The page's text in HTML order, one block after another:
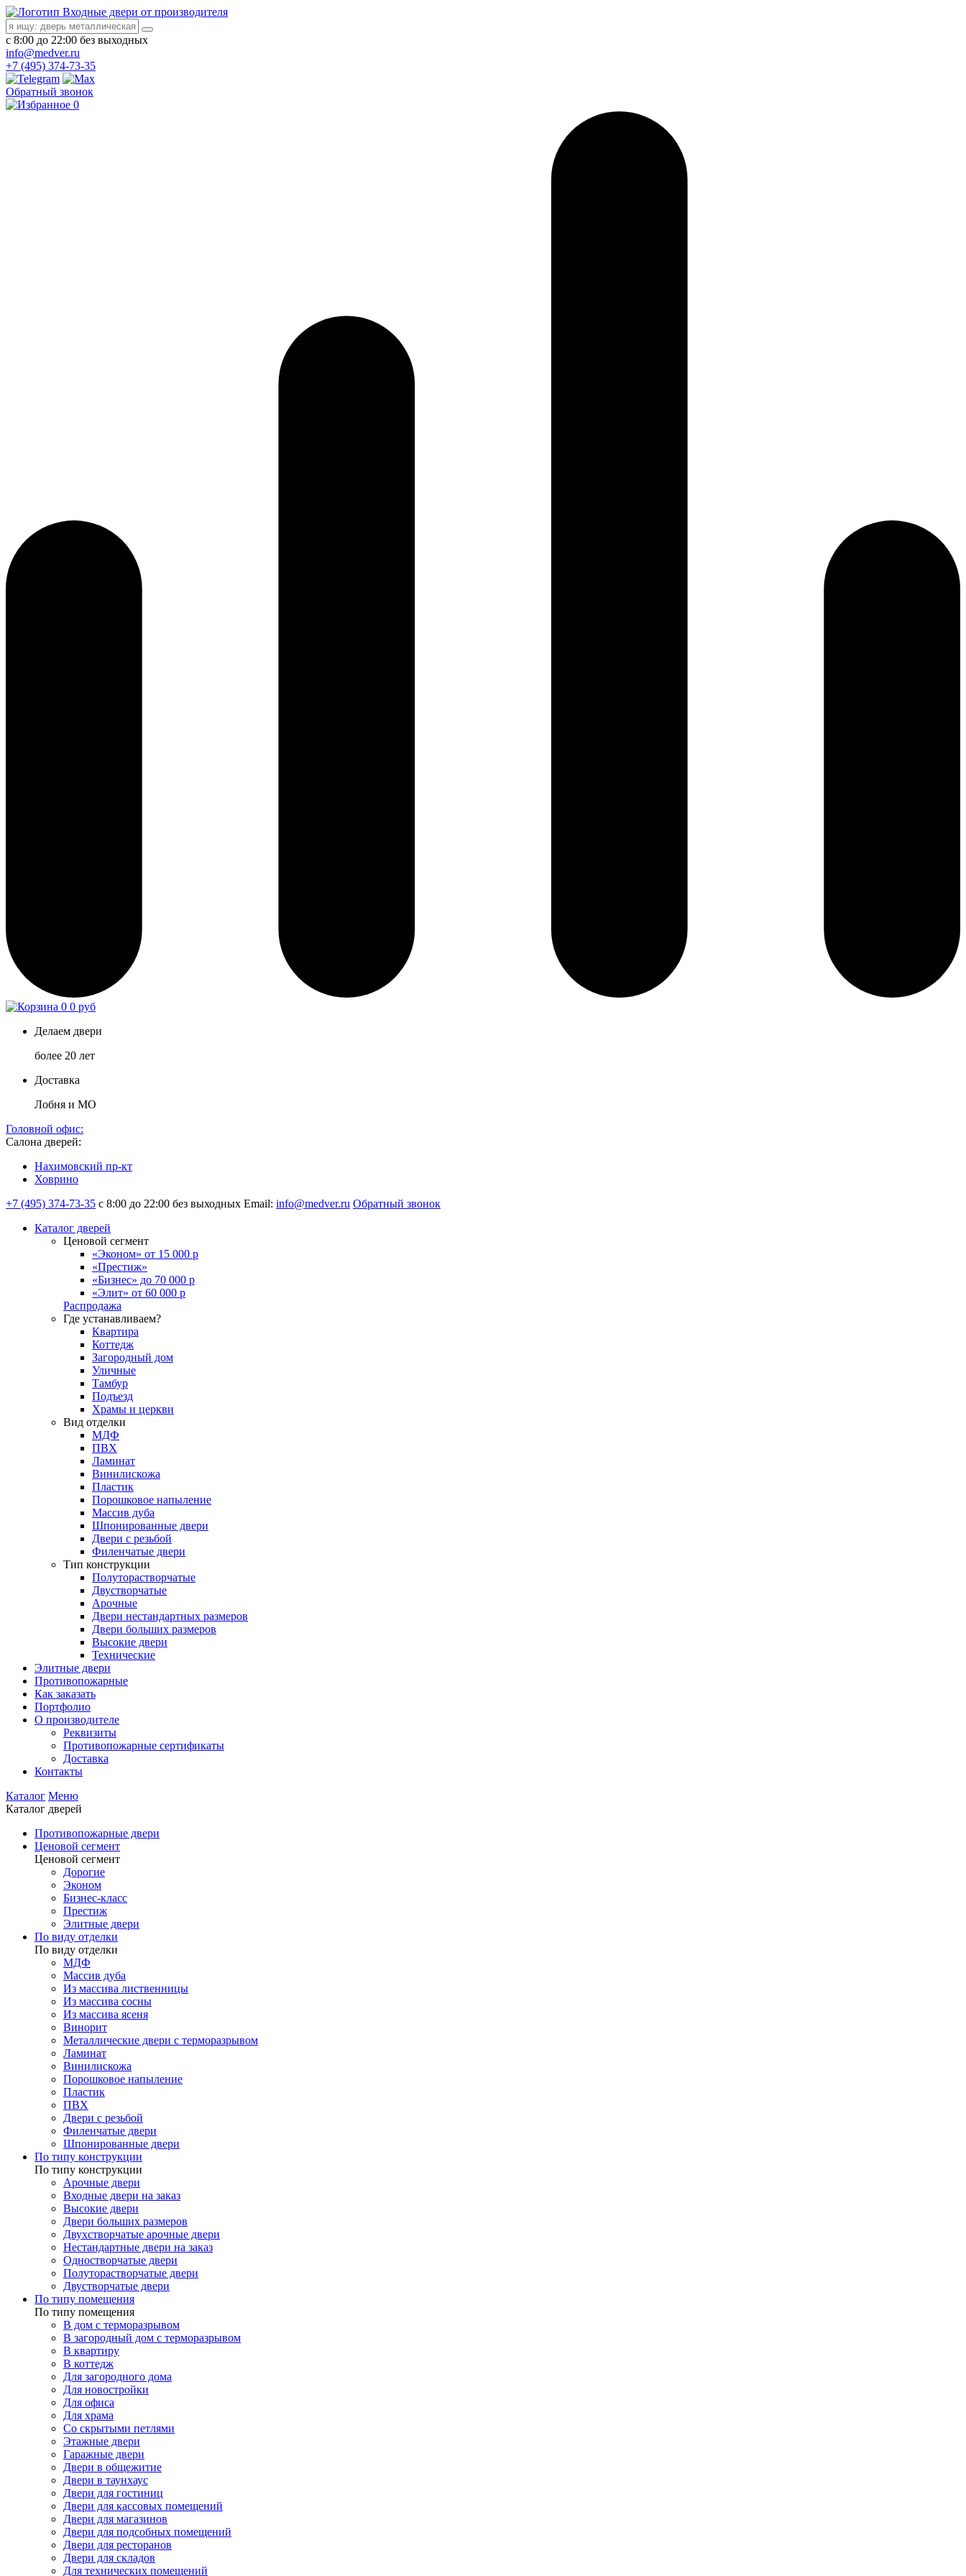
Входные двери от производителя
с 8:00 до 22:00 без выходных
info@medver.ru
+7 (495) 374-73-35
Обратный звонок
0
0 0 руб
Делаем двери
более 20 лет
Доставка
Лобня и МО
Головной офис:
Салона дверей:
Нахимовский пр-кт
Ховрино
+7 (495) 374-73-35 с 8:00 до 22:00 без выходных Email: info@medver.ru Обратный звонок
Каталог дверей
Ценовой сегмент
«Эконом» от 15 000 р
«Престиж»
«Бизнес» до 70 000 р
«Элит» от 60 000 р
Распродажа
Где устанавливаем?
Квартира
Коттедж
Загородный дом
Уличные
Тамбур
Подъезд
Храмы и церкви
Вид отделки
МДФ
ПВХ
Ламинат
Винилискожа
Пластик
Порошковое напыление
Массив дуба
Шпонированные двери
Двери с резьбой
Филенчатые двери
Тип конструкции
Полуторастворчатые
Двустворчатые
Арочные
Двери нестандартных размеров
Двери больших размеров
Высокие двери
Технические
Элитные двери
Противопожарные
Как заказать
Портфолио
О производителе
Реквизиты
Противопожарные сертификаты
Доставка
Контакты
Каталог Меню
Каталог дверей
Противопожарные двери
Ценовой сегмент
Ценовой сегмент
Дорогие
Эконом
Бизнес-класс
Престиж
Элитные двери
По виду отделки
По виду отделки
МДФ
Массив дуба
Из массива лиственницы
Из массива сосны
Из массива ясеня
Винорит
Металлические двери с терморазрывом
Ламинат
Винилискожа
Порошковое напыление
Пластик
ПВХ
Двери с резьбой
Филенчатые двери
Шпонированные двери
По типу конструкции
По типу конструкции
Арочные двери
Входные двери на заказ
Высокие двери
Двери больших размеров
Двухстворчатые арочные двери
Нестандартные двери на заказ
Одностворчатые двери
Полуторастворчатые двери
Двустворчатые двери
По типу помещения
По типу помещения
В дом с терморазрывом
В загородный дом с терморазрывом
В квартиру
В коттедж
Для загородного дома
Для новостройки
Для офиса
Для храма
Со скрытыми петлями
Этажные двери
Гаражные двери
Двери в общежитие
Двери в таунхаус
Двери для гостиниц
Двери для кассовых помещений
Двери для магазинов
Двери для подсобных помещений
Двери для ресторанов
Двери для складов
Для технических помещений